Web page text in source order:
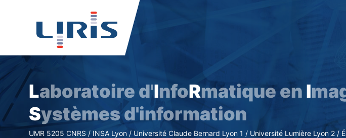
Laboratoire d'InfoRmatique en I
Systèmes d'information
UMR 5205 CNRS / INSA Lyon / Université Claude Bernard Lyon 1 / Université Lumière Lyon 2 /